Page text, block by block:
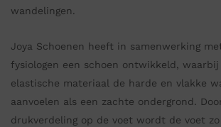
wandelingen.
Joya Schoenen heeft in samenwerking
fysiologen een schoen ontwikkeld,
elastische materiaal de harde en vlakke
aanvoelen als een zachte ondergrond.
drukverdeling op de voet wordt de voet